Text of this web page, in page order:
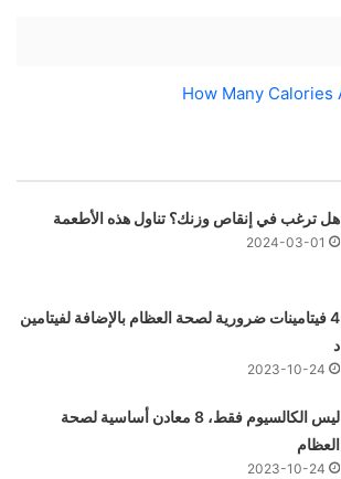
هل ترغب في إنقاص وزنك؟ تناول هذه الأطعمة
2024-03-01
4 فيتامينات ضرورية لصحة العظام بالإضافة لفيتامين
د
2023-10-24
ليس الكالسيوم فقط، 8 معادن أساسية لصحة
العظام
2023-10-24